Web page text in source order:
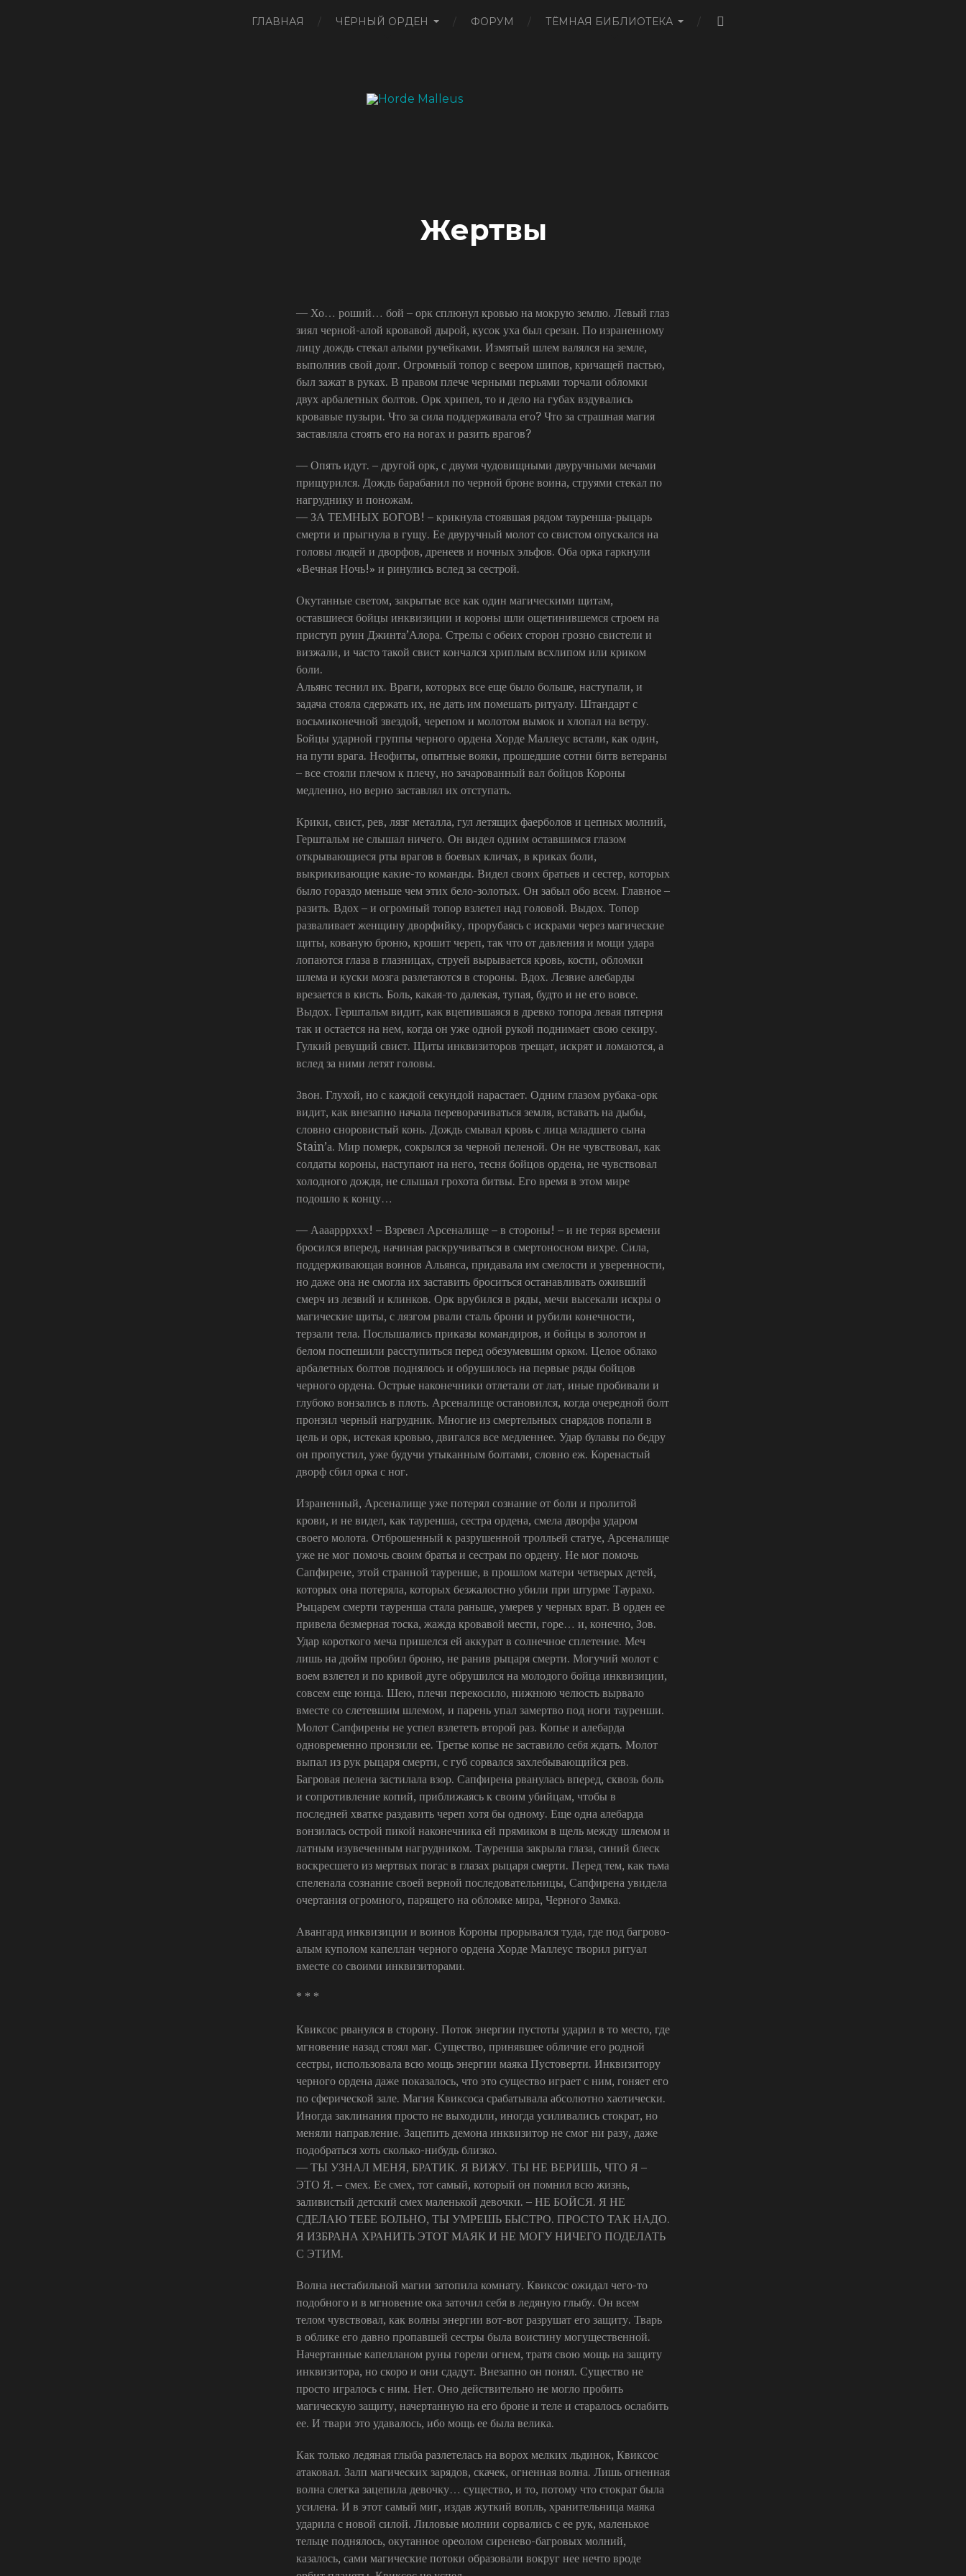
ГЛАВНАЯ ЧЁРНЫЙ ОРДЕН ФОРУМ ТЁМНАЯ БИБЛИОТЕКА
Жертвы
— Хо… роший… бой – орк сплюнул кровью на мокрую землю. Левый глаз
зиял черной-алой кровавой дырой, кусок уха был срезан. По израненному
лицу дождь стекал алыми ручейками. Измятый шлем валялся на земле,
выполнив свой долг. Огромный топор с веером шипов, кричащей пастью,
был зажат в руках. В правом плече черными перьями торчали обломки
двух арбалетных болтов. Орк хрипел, то и дело на губах вздувались
кровавые пузыри. Что за сила поддерживала его? Что за страшная магия
заставляла стоять его на ногах и разить врагов?
— Опять идут. – другой орк, с двумя чудовищными двуручными мечами
прищурился. Дождь барабанил по черной броне воина, струями стекал по
нагруднику и поножам.
— ЗА ТЕМНЫХ БОГОВ! – крикнула стоявшая рядом тауренша-рыцарь
смерти и прыгнула в гущу. Ее двуручный молот со свистом опускался на
головы людей и дворфов, дренеев и ночных эльфов. Оба орка гаркнули
«Вечная Ночь!» и ринулись вслед за сестрой.
Окутанные светом, закрытые все как один магическими щитам,
оставшиеся бойцы инквизиции и короны шли ощетинившемся строем на
приступ руин Джинта’Алора. Стрелы с обеих сторон грозно свистели и
визжали, и часто такой свист кончался хриплым всхлипом или криком
боли.
Альянс теснил их. Враги, которых все еще было больше, наступали, и
задача стояла сдержать их, не дать им помешать ритуалу. Штандарт с
восьмиконечной звездой, черепом и молотом вымок и хлопал на ветру.
Бойцы ударной группы черного ордена Хорде Маллеус встали, как один,
на пути врага. Неофиты, опытные вояки, прошедшие сотни битв ветераны
– все стояли плечом к плечу, но зачарованный вал бойцов Короны
медленно, но верно заставлял их отступать.
Крики, свист, рев, лязг металла, гул летящих фаерболов и цепных молний,
Герштальм не слышал ничего. Он видел одним оставшимся глазом
открывающиеся рты врагов в боевых кличах, в криках боли,
выкрикивающие какие-то команды. Видел своих братьев и сестер, которых
было гораздо меньше чем этих бело-золотых. Он забыл обо всем. Главное –
разить. Вдох – и огромный топор взлетел над головой. Выдох. Топор
разваливает женщину дворфийку, прорубаясь с искрами через магические
щиты, кованую броню, крошит череп, так что от давления и мощи удара
лопаются глаза в глазницах, струей вырывается кровь, кости, обломки
шлема и куски мозга разлетаются в стороны. Вдох. Лезвие алебарды
врезается в кисть. Боль, какая-то далекая, тупая, будто и не его вовсе.
Выдох. Герштальм видит, как вцепившаяся в древко топора левая пятерня
так и остается на нем, когда он уже одной рукой поднимает свою секиру.
Гулкий ревущий свист. Щиты инквизиторов трещат, искрят и ломаются, а
вслед за ними летят головы.
Звон. Глухой, но с каждой секундой нарастает. Одним глазом рубака-орк
видит, как внезапно начала переворачиваться земля, вставать на дыбы,
словно сноровистый конь. Дождь смывал кровь с лица младшего сына
Stain’а. Мир померк, сокрылся за черной пеленой. Он не чувствовал, как
солдаты короны, наступают на него, тесня бойцов ордена, не чувствовал
холодного дождя, не слышал грохота битвы. Его время в этом мире
подошло к концу…
— Аааарррххх! – Взревел Арсеналище – в стороны! – и не теряя времени
бросился вперед, начиная раскручиваться в смертоносном вихре. Сила,
поддерживающая воинов Альянса, придавала им смелости и уверенности,
но даже она не смогла их заставить броситься останавливать оживший
смерч из лезвий и клинков. Орк врубился в ряды, мечи высекали искры о
магические щиты, с лязгом рвали сталь брони и рубили конечности,
терзали тела. Послышались приказы командиров, и бойцы в золотом и
белом поспешили расступиться перед обезумевшим орком. Целое облако
арбалетных болтов поднялось и обрушилось на первые ряды бойцов
черного ордена. Острые наконечники отлетали от лат, иные пробивали и
глубоко вонзались в плоть. Арсеналище остановился, когда очередной болт
пронзил черный нагрудник. Многие из смертельных снарядов попали в
цель и орк, истекая кровью, двигался все медленнее. Удар булавы по бедру
он пропустил, уже будучи утыканным болтами, словно еж. Коренастый
дворф сбил орка с ног.
Израненный, Арсеналище уже потерял сознание от боли и пролитой
крови, и не видел, как тауренша, сестра ордена, смела дворфа ударом
своего молота. Отброшенный к разрушенной тролльей статуе, Арсеналище
уже не мог помочь своим братья и сестрам по ордену. Не мог помочь
Сапфирене, этой странной тауренше, в прошлом матери четверых детей,
которых она потеряла, которых безжалостно убили при штурме Таурахо.
Рыцарем смерти тауренша стала раньше, умерев у черных врат. В орден ее
привела безмерная тоска, жажда кровавой мести, горе… и, конечно, Зов.
Удар короткого меча пришелся ей аккурат в солнечное сплетение. Меч
лишь на дюйм пробил броню, не ранив рыцаря смерти. Могучий молот с
воем взлетел и по кривой дуге обрушился на молодого бойца инквизиции,
совсем еще юнца. Шею, плечи перекосило, нижнюю челюсть вырвало
вместе со слетевшим шлемом, и парень упал замертво под ноги тауренши.
Молот Сапфирены не успел взлететь второй раз. Копье и алебарда
одновременно пронзили ее. Третье копье не заставило себя ждать. Молот
выпал из рук рыцаря смерти, с губ сорвался захлебывающийся рев.
Багровая пелена застилала взор. Сапфирена рванулась вперед, сквозь боль
и сопротивление копий, приближаясь к своим убийцам, чтобы в
последней хватке раздавить череп хотя бы одному. Еще одна алебарда
вонзилась острой пикой наконечника ей прямиком в щель между шлемом и
латным изувеченным нагрудником. Тауренша закрыла глаза, синий блеск
воскресшего из мертвых погас в глазах рыцаря смерти. Перед тем, как тьма
спеленала сознание своей верной последовательницы, Сапфирена увидела
очертания огромного, парящего на обломке мира, Черного Замка.
Авангард инквизиции и воинов Короны прорывался туда, где под багрово-
алым куполом капеллан черного ордена Хорде Маллеус творил ритуал
вместе со своими инквизиторами.
* * *
Квиксос рванулся в сторону. Поток энергии пустоты ударил в то место, где
мгновение назад стоял маг. Существо, принявшее обличие его родной
сестры, использовала всю мощь энергии маяка Пустоверти. Инквизитору
черного ордена даже показалось, что это существо играет с ним, гоняет его
по сферической зале. Магия Квиксоса срабатывала абсолютно хаотически.
Иногда заклинания просто не выходили, иногда усиливались стократ, но
меняли направление. Зацепить демона инквизитор не смог ни разу, даже
подобраться хоть сколько-нибудь близко.
— ТЫ УЗНАЛ МЕНЯ, БРАТИК. Я ВИЖУ. ТЫ НЕ ВЕРИШЬ, ЧТО Я –
ЭТО Я. – смех. Ее смех, тот самый, который он помнил всю жизнь,
заливистый детский смех маленькой девочки. – НЕ БОЙСЯ. Я НЕ
СДЕЛАЮ ТЕБЕ БОЛЬНО, ТЫ УМРЕШЬ БЫСТРО. ПРОСТО ТАК НАДО.
Я ИЗБРАНА ХРАНИТЬ ЭТОТ МАЯК И НЕ МОГУ НИЧЕГО ПОДЕЛАТЬ
С ЭТИМ.
Волна нестабильной магии затопила комнату. Квиксос ожидал чего-то
подобного и в мгновение ока заточил себя в ледяную глыбу. Он всем
телом чувствовал, как волны энергии вот-вот разрушат его защиту. Тварь
в облике его давно пропавшей сестры была воистину могущественной.
Начертанные капелланом руны горели огнем, тратя свою мощь на защиту
инквизитора, но скоро и они сдадут. Внезапно он понял. Существо не
просто игралось с ним. Нет. Оно действительно не могло пробить
магическую защиту, начертанную на его броне и теле и старалось ослабить
ее. И твари это удавалось, ибо мощь ее была велика.
Как только ледяная глыба разлетелась на ворох мелких льдинок, Квиксос
атаковал. Залп магических зарядов, скачек, огненная волна. Лишь огненная
волна слегка зацепила девочку… существо, и то, потому что стократ была
усилена. И в этот самый миг, издав жуткий вопль, хранительница маяка
ударила с новой силой. Лиловые молнии сорвались с ее рук, маленькое
тельце поднялось, окутанное ореолом сиренево-багровых молний,
казалось, сами магические потоки образовали вокруг нее нечто вроде